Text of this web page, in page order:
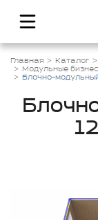
Главная Каталог
Модульные
Блочно-